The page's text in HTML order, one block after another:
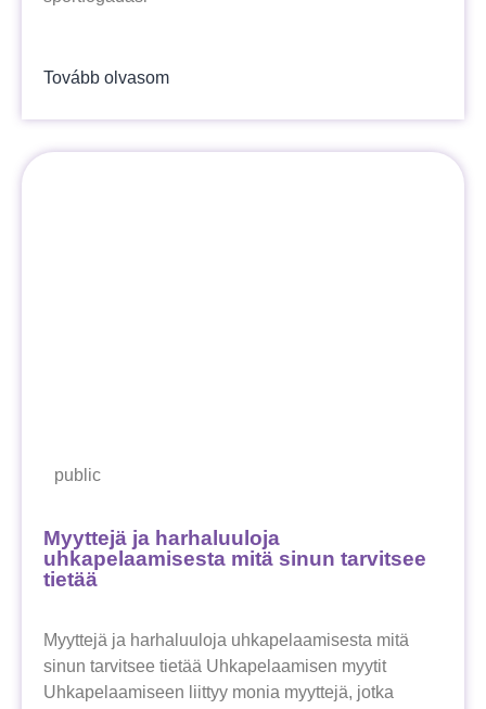
Tovább olvasom
public
Myyttejä ja harhaluuloja
uhkapelaamisesta mitä sinun tarvitsee
tietää
Myyttejä ja harhaluuloja uhkapelaamisesta mitä
sinun tarvitsee tietää Uhkapelaamisen myytit
Uhkapelaamiseen liittyy monia myyttejä, jotka